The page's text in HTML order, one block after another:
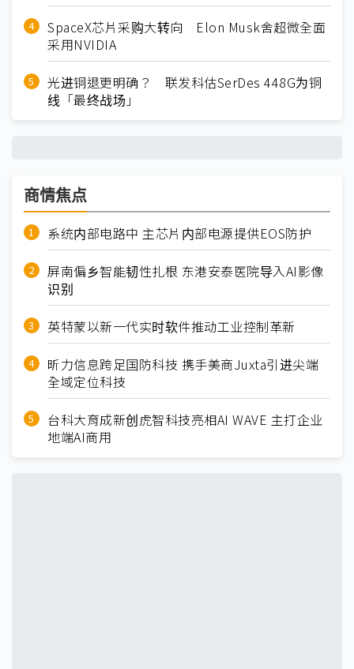
SpaceX芯片采购大转向 Elon Musk舍超微全面
采用NVIDIA
光进铜退更明确？ 联发科估SerDes 448G为铜
线「最终战场」
商情焦点
系统内部电路中 主芯片内部电源提供EOS防护
屏南偏乡智能韧性扎根 东港安泰医院导入AI影像
识别
英特蒙以新一代实时软件推动工业控制革新
昕力信息跨足国防科技 携手美商Juxta引进尖端
全域定位科技
台科大育成新创虎智科技亮相AI WAVE 主打企业
地端AI商用